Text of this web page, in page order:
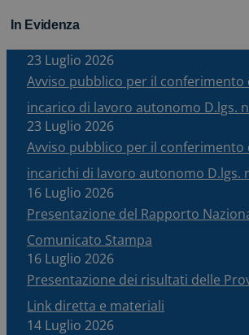
In Evidenza
23 Luglio 2026
Avviso pubblico per il conferimento
incarico di lavoro autonomo D.lgs.
23 Luglio 2026
Avviso pubblico per il conferimento
incarichi di lavoro autonomo D.lgs.
16 Luglio 2026
Presentazione del Rapporto
Comunicato Stampa
16 Luglio 2026
Presentazione dei risultati delle
Link diretta e materiali
14 Luglio 2026